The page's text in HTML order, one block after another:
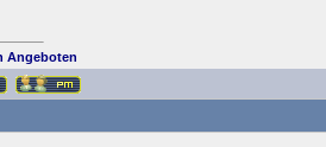
Angeboten